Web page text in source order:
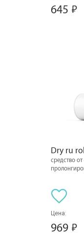
645
Dry ru roll
средство
Цена:
969